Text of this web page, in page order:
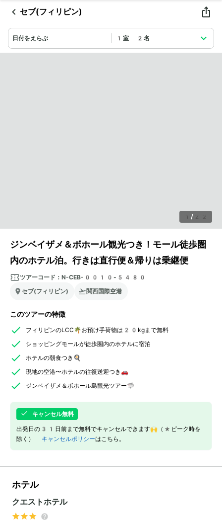
セブ(フィリピン)
日付をえらぶ 1室 2名
1 / 22
ジンベイザメ＆ボホール観光つき！モール徒歩圏
内のホテル泊。行きは直行便＆帰りは乗継便
ツアーコード： N-CEB-0010-5480
セブ(フィリピン)
関西国際空港
このツアーの特徴
フィリピンのLCC🌴お預け手荷物は20kgまで無料
ショッピングモールが徒歩圏内のホテルに宿泊
ホテルの朝食つき🍳
現地の空港〜ホテルの往復送迎つき🚗
ジンベイザメ＆ボホール島観光ツアー🦈
キャンセル無料
出発日の31日前まで無料でキャンセルできます🙌（*ピーク時を
除く） キャンセルポリシーはこちら。
ホテル
クエストホテル